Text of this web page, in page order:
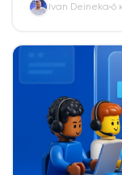
Ivan Deineka 6